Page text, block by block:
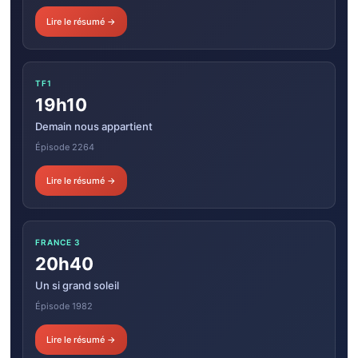
Lire le résumé →
TF1
19h10
Demain nous appartient
Épisode 2264
Lire le résumé →
FRANCE 3
20h40
Un si grand soleil
Épisode 1982
Lire le résumé →